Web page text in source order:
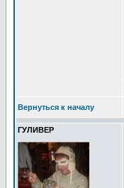
Вернуться к началу
ГУЛИВЕР